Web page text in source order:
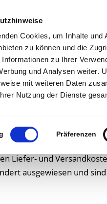
Cookies, um Inhalte
zu können und die
Informationen zu Ihrer
und Analysen weiter.
mit weiteren Daten
Nutzung der Dienste
Präferenzen
Home
Angeboten
Nur bei
oder Abgaben (z.B.
Liefer- und
ausgewiesen und